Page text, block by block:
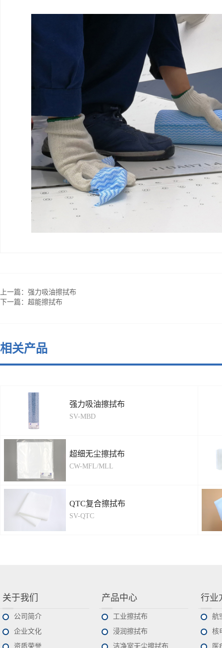
上一篇： 强力吸油擦拭布
下一篇： 超能擦拭布
相关产品
强力吸油擦拭布
SV-MBD
超细无尘擦拭布
CW-MFL/MLL
QTC复合擦拭布
SV-QTC
关于我们
公司简介
企业文化
资质荣誉
产品中心
工业擦拭布
浸润擦拭布
洁净室无尘擦拭布
行业
航
核
医